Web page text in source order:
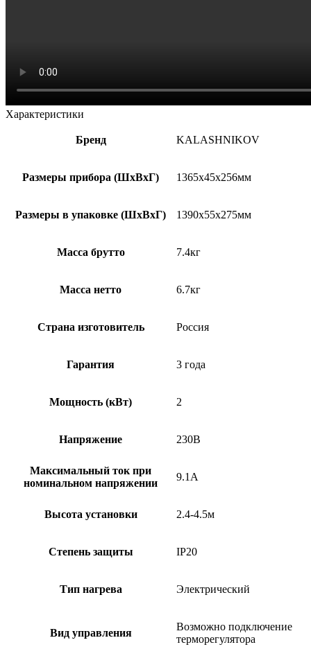
Характеристики
Бренд KALASHNIKOV
Размеры прибора (ШхВхГ) 1365x45x256мм
Размеры в упаковке (ШхВхГ) 1390x55x275мм
Масса брутто 7.4кг
Масса нетто 6.7кг
Страна изготовитель Россия
Гарантия 3 года
Мощность (кВт) 2
Напряжение 230В
Максимальный ток при
номинальном напряжении
9.1А
Высота установки 2.4-4.5м
Степень защиты IP20
Тип нагрева Электрический
Вид управления
Возможно подключение
терморегулятора